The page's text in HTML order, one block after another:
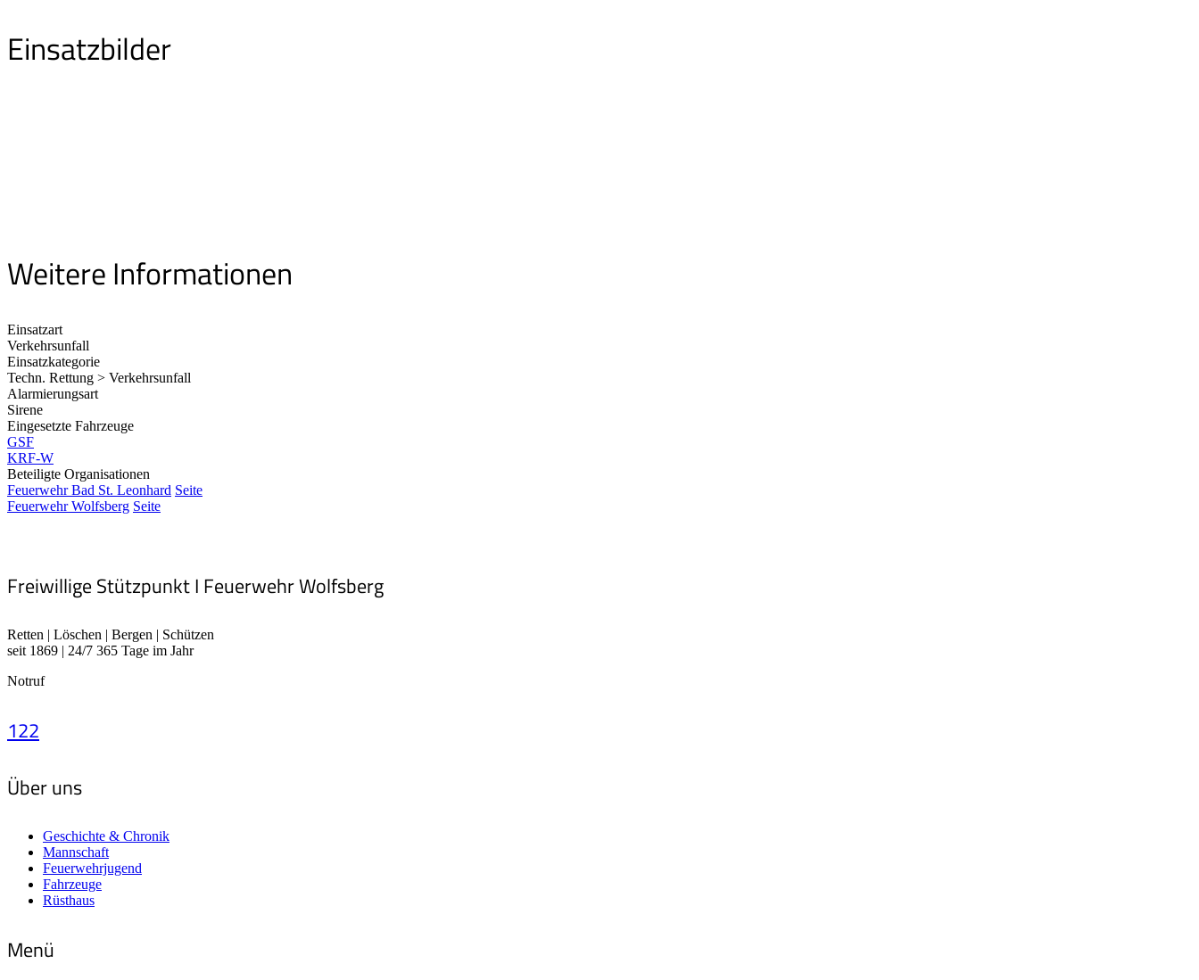
Einsatzbilder
Weitere Informationen
Einsatzart
Verkehrsunfall
Einsatzkategorie
Techn. Rettung > Verkehrsunfall
Alarmierungsart
Sirene
Eingesetzte Fahrzeuge
GSF
KRF-W
Beteiligte Organisationen
Feuerwehr Bad St. Leonhard Seite
Feuerwehr Wolfsberg Seite
Freiwillige Stützpunkt I Feuerwehr Wolfsberg
Retten | Löschen | Bergen | Schützen
seit 1869 | 24/7 365 Tage im Jahr
Notruf
122
Über uns
Geschichte & Chronik
Mannschaft
Feuerwehrjugend
Fahrzeuge
Rüsthaus
Menü